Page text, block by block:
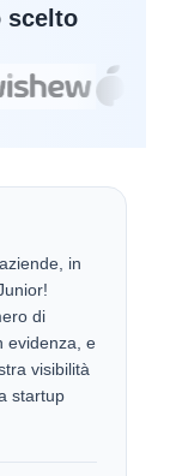
scelto
in
di
evidenza, e
visibilità
startup